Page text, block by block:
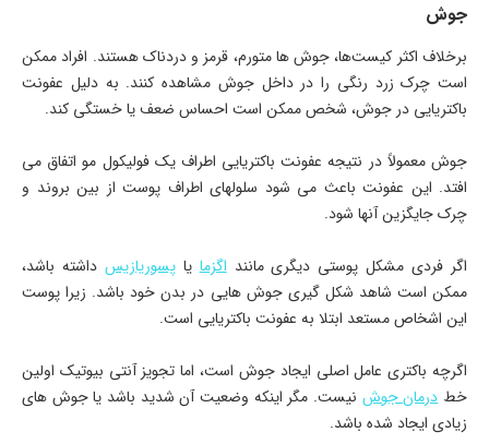
جوش
برخلاف اکثر کیست‌ها، جوش ها متورم، قرمز و دردناک هستند. افراد ممکن
است چرک زرد رنگی را در داخل جوش مشاهده کنند. به دلیل عفونت
باکتریایی در جوش، شخص ممکن است احساس ضعف یا خستگی کند.
جوش معمولاً در نتیجه عفونت باکتریایی اطراف یک فولیکول مو اتفاق می
افتد. این عفونت باعث می شود سلولهای اطراف پوست از بین بروند و
چرک جایگزین آنها شود.
اگر فردی مشکل پوستی دیگری ماننداگزمایاپسوریازیس داشته باشد،
ممکن است شاهد شکل گیری جوش هایی در بدن خود باشد. زیرا پوست
این اشخاص مستعد ابتلا به عفونت باکتریایی است.
اگرچه باکتری عامل اصلی ایجاد جوش است، اما تجویز آنتی بیوتیک اولین
خطدرمان جوش نیست. مگر اینکه وضعیت آن شدید باشد یا جوش های
زیادی ایجاد شده باشد.